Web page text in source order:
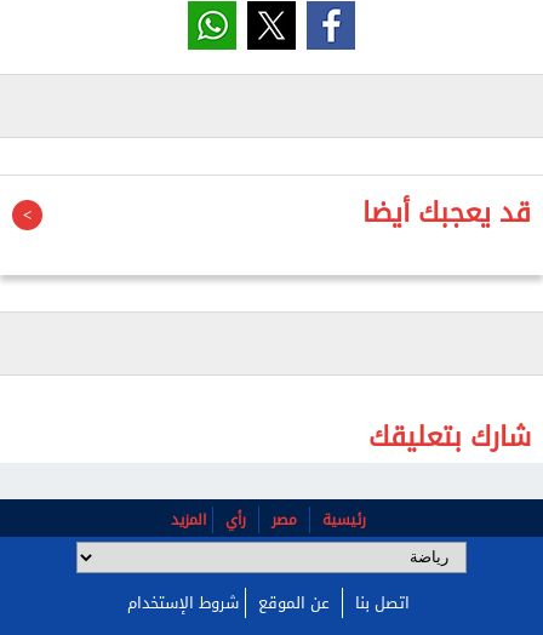
ويواجه النادي الكتالوني منافسة محتملة من توتنهام
هوتسبير، الذي أبدى هو الآخر اهتمامه بالتعاقد مع
ورغم اهتمام الأندية بخدمات كروبى، فإن بورنموث لا يبدو
مستعدًا للتخلي عن أحد أهم عناصر الفريق، خاصة أن
اللاعب يرتبط بعقد مع النادي يمتد حتى يونيو 2030.
ويواصل برشلونة تحركاته في سوق الانتقالات لتعزيز
صفوفه، بينما يترقب موقف بورنموث النهائي بشأن
قد يعجبك أيضا
شارك بتعليقك
رئيسية مصر رأي المزيد
اتصل بنا عن الموقع شروط الإستخدام